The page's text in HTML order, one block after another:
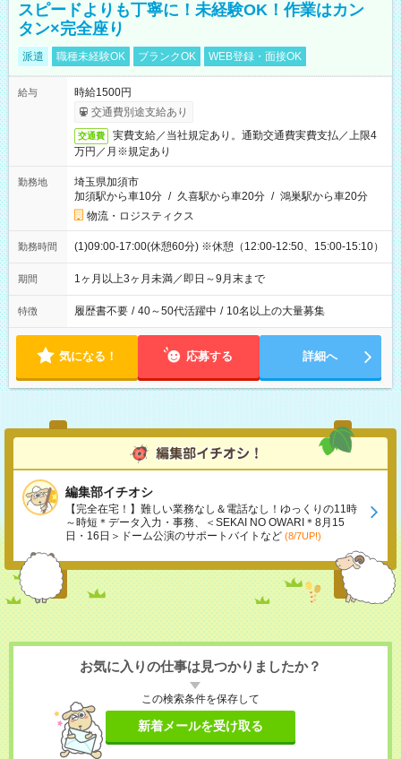
スピードよりも丁寧に！未経験OK！作業はカン
タン×完全座り
派遣 職種未経験OK ブランクOK WEB登録・面接OK
給与
時給1500円
交通費別途支給あり
交通費
実費支給／当社規定あり。通勤交通費実費支払／上限4
万円／月※規定あり
勤務地
埼玉県加須市
加須駅から車10分 / 久喜駅から車20分 / 鴻巣駅から車20分
物流・ロジスティクス
勤務時間 (1)09:00-17:00(休憩60分) ※休憩（12:00-12:50、15:00-15:10）
期間 1ヶ月以上3ヶ月未満／即日～9月末まで
特徴 履歴書不要 / 40～50代活躍中 / 10名以上の大量募集
気になる！ 応募する 詳細へ
編集部イチオシ
【完全在宅！】難しい業務なし＆電話なし！ゆっくりの11時
～時短＊データ入力・事務、＜SEKAI NO OWARI＊8月15
日・16日＞ドーム公演のサポートバイトなど (8/7UP!)
お気に入りの仕事は見つかりましたか？
この検索条件を保存して
新着メールを受け取る